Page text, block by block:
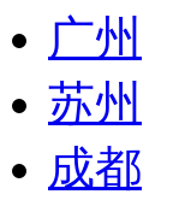
广州
苏州
成都